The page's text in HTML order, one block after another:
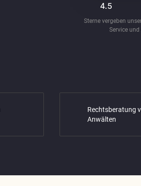
4.5
Sterne vergeben
Service
Rechtsberatung
Anwälten